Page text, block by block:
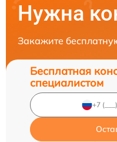
Нужна
Закажите
Бесплатная
специалистом